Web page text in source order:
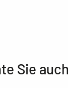
Sie